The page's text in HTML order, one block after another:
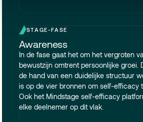
STAGE-FASE
Awareness
In de fase gaat het om het vergroten
bewustzijn omtrent persoonlijke groei.
de hand van een duidelijke structuur
is op de vier bronnen om self-efficacy
Ook het Mindstage self-efficacy
elke deelnemer op dit vlak.